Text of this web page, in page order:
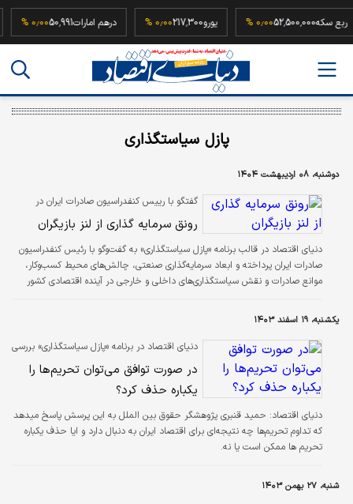
ربع سکه52,500,000 ۰٫۰۰ % یورو217,300 ۰٫۰۰ % درهم امارات50,991 ۰٫۰۰ %
پازل سیاستگذاری
دوشنبه، ۰۸ اردیبهشت ۱۴۰۴
گفتگو با رییس کنفدراسیون صادرات ایران در
برنامه «پازل سیاستگذاری»؛
رونق سرمایه گذاری از لنز بازیگران
دنیای اقتصاد در قالب برنامه «پازل سیاستگذاری» به گفت‌وگو با رئیس کنفدراسیون
صادرات ایران پرداخته و ابعاد سرمایه‌گذاری صنعتی، چالش‌های محیط کسب‌وکار،
موانع صادرات و نقش سیاستگذاری‌های داخلی و خارجی در آینده اقتصادی کشور
یکشنبه، ۱۹ اسفند ۱۴۰۳
دنیای اقتصاد در برنامه «پازل سیاستگذاری» بررسی
در صورت توافق می‌توان تحریم‌ها را
یکباره حذف کرد؟
دنیای اقتصاد: حمید قنبری پژوهشگر حقوق بین الملل به این پرسش پاسخ میدهد
که تداوم تحریم‌ها چه نتیجه‌ای برای اقتصاد ایران به دنبال دارد و ایا حذف یکباره
تحریم ها ممکن است یا نه.
شنبه، ۲۷ بهمن ۱۴۰۳